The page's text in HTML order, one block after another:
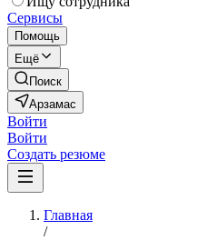
Сервисы
Помощь
Ещё
Поиск
Арзамас
Войти
Войти
Создать резюме
Главная
/